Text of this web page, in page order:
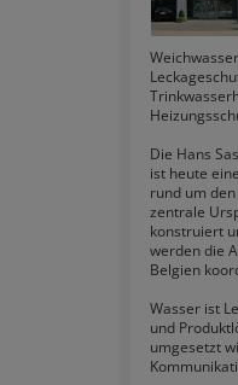
Die Hans
ist heute
rund um
zentrale
konstruiert
werden die
Belgien
Wasser ist
und
umgesetzt